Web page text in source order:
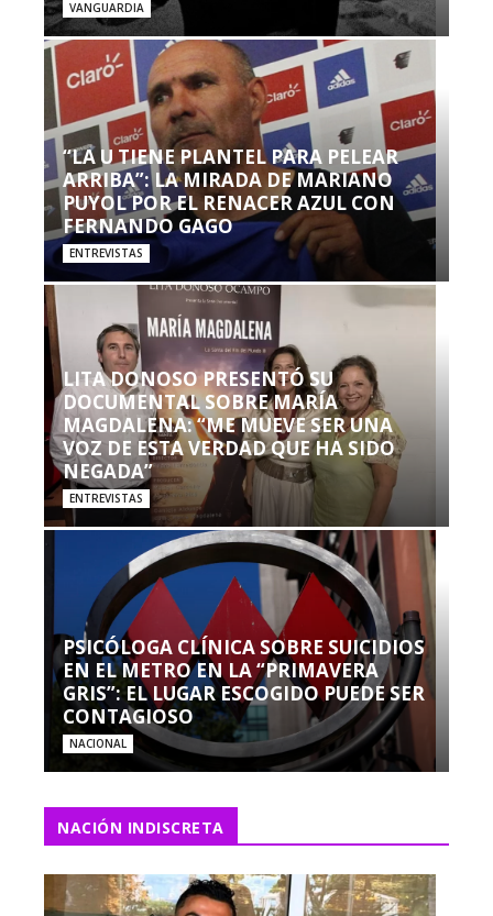
VANGUARDIA
“LA U TIENE PLANTEL PARA PELEAR
ARRIBA”: LA MIRADA DE MARIANO
PUYOL POR EL RENACER AZUL CON
FERNANDO GAGO
ENTREVISTAS
LITA DONOSO PRESENTÓ SU
DOCUMENTAL SOBRE MARÍA
MAGDALENA: “ME MUEVE SER UNA
VOZ DE ESTA VERDAD QUE HA SIDO
NEGADA”
ENTREVISTAS
PSICÓLOGA CLÍNICA SOBRE SUICIDIOS
EN EL METRO EN LA “PRIMAVERA
GRIS”: EL LUGAR ESCOGIDO PUEDE SER
CONTAGIOSO
NACIONAL
NACIÓN INDISCRETA